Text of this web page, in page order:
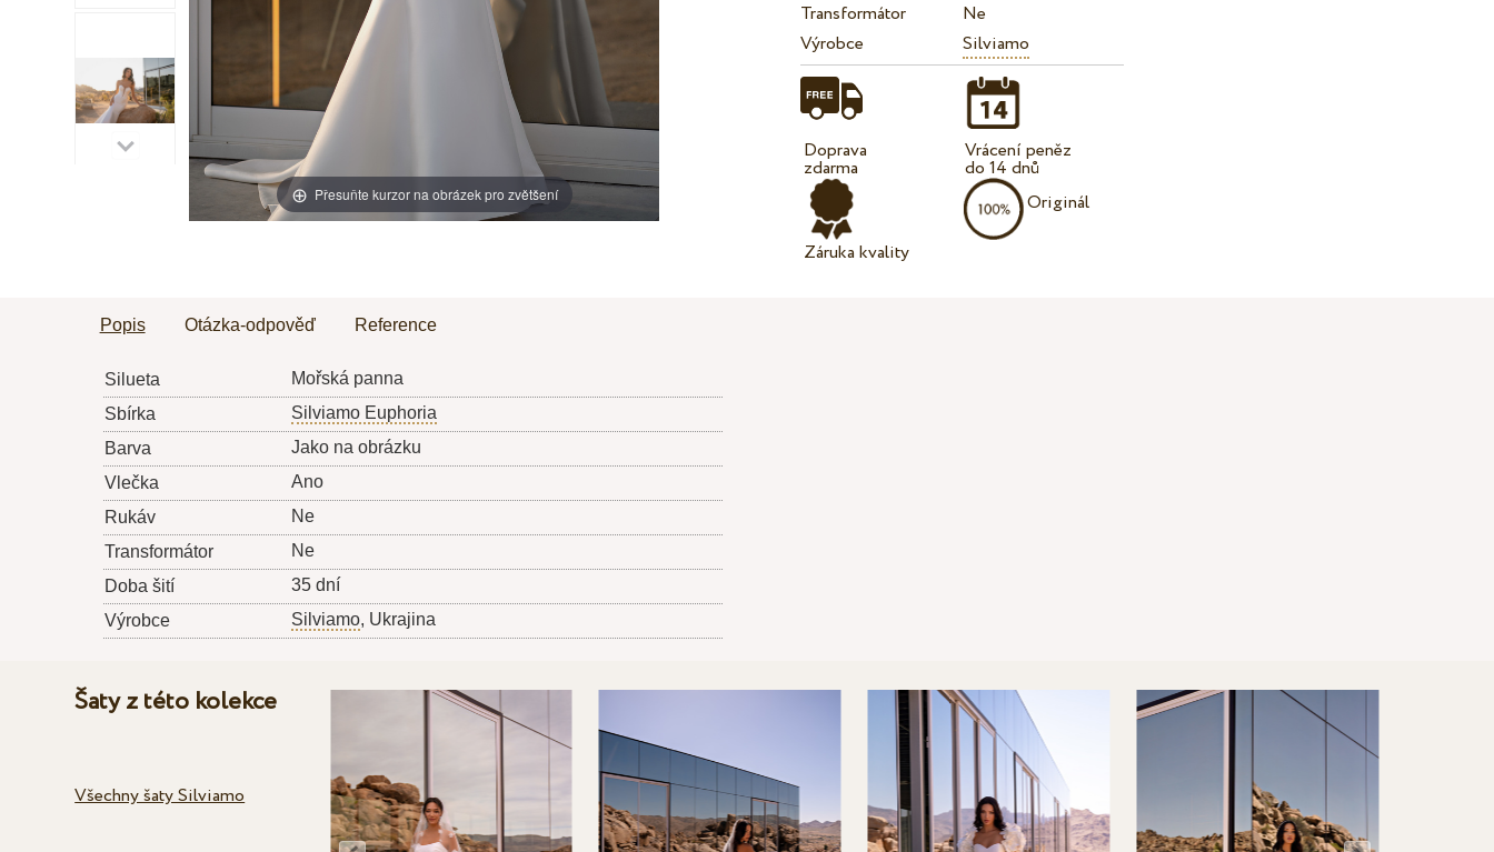
Přesuňte kurzor na obrázek pro zvětšení
Transformátor
Ne
Výrobce
Silviamo
Doprava
zdarma
Záruka kvality
Vrácení peněz
do 14 dnů
Originál
Popis Otázka-odpověď Reference
Silueta
Mořská panna
Sbírka
Silviamo Euphoria
Barva
Jako na obrázku
Vlečka
Ano
Rukáv
Ne
Transformátor
Ne
Doba šití
35 dní
Výrobce
Silviamo, Ukrajina
Šaty z této kolekce
Všechny šaty Silviamo